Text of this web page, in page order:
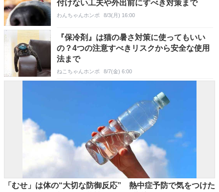
付けない工夫や外出前にすべき対策まで
わんちゃんホンポ 8/3(月) 16:00
『保冷剤』は猫の暑さ対策に使ってもいい
の？4つの注意すべきリスクから安全な使用
法まで
ねこちゃんホンポ 8/7(金) 6:00
「むせ」は体の“大切な防御反応” 熱中症予防で気をつけた